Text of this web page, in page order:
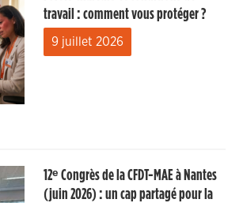
travail : comment vous protéger ?
9 juillet 2026
12ᵉ Congrès de la CFDT-MAE à Nantes
(juin 2026) : un cap partagé pour la